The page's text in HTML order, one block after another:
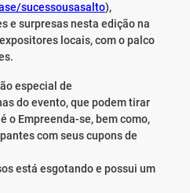
sucessousasalto),
e surpresas nesta edição na
locais, com o palco
especial de
do evento, que podem tirar
o Empreenda-se, bem como,
com seus cupons de
está esgotando e possui um